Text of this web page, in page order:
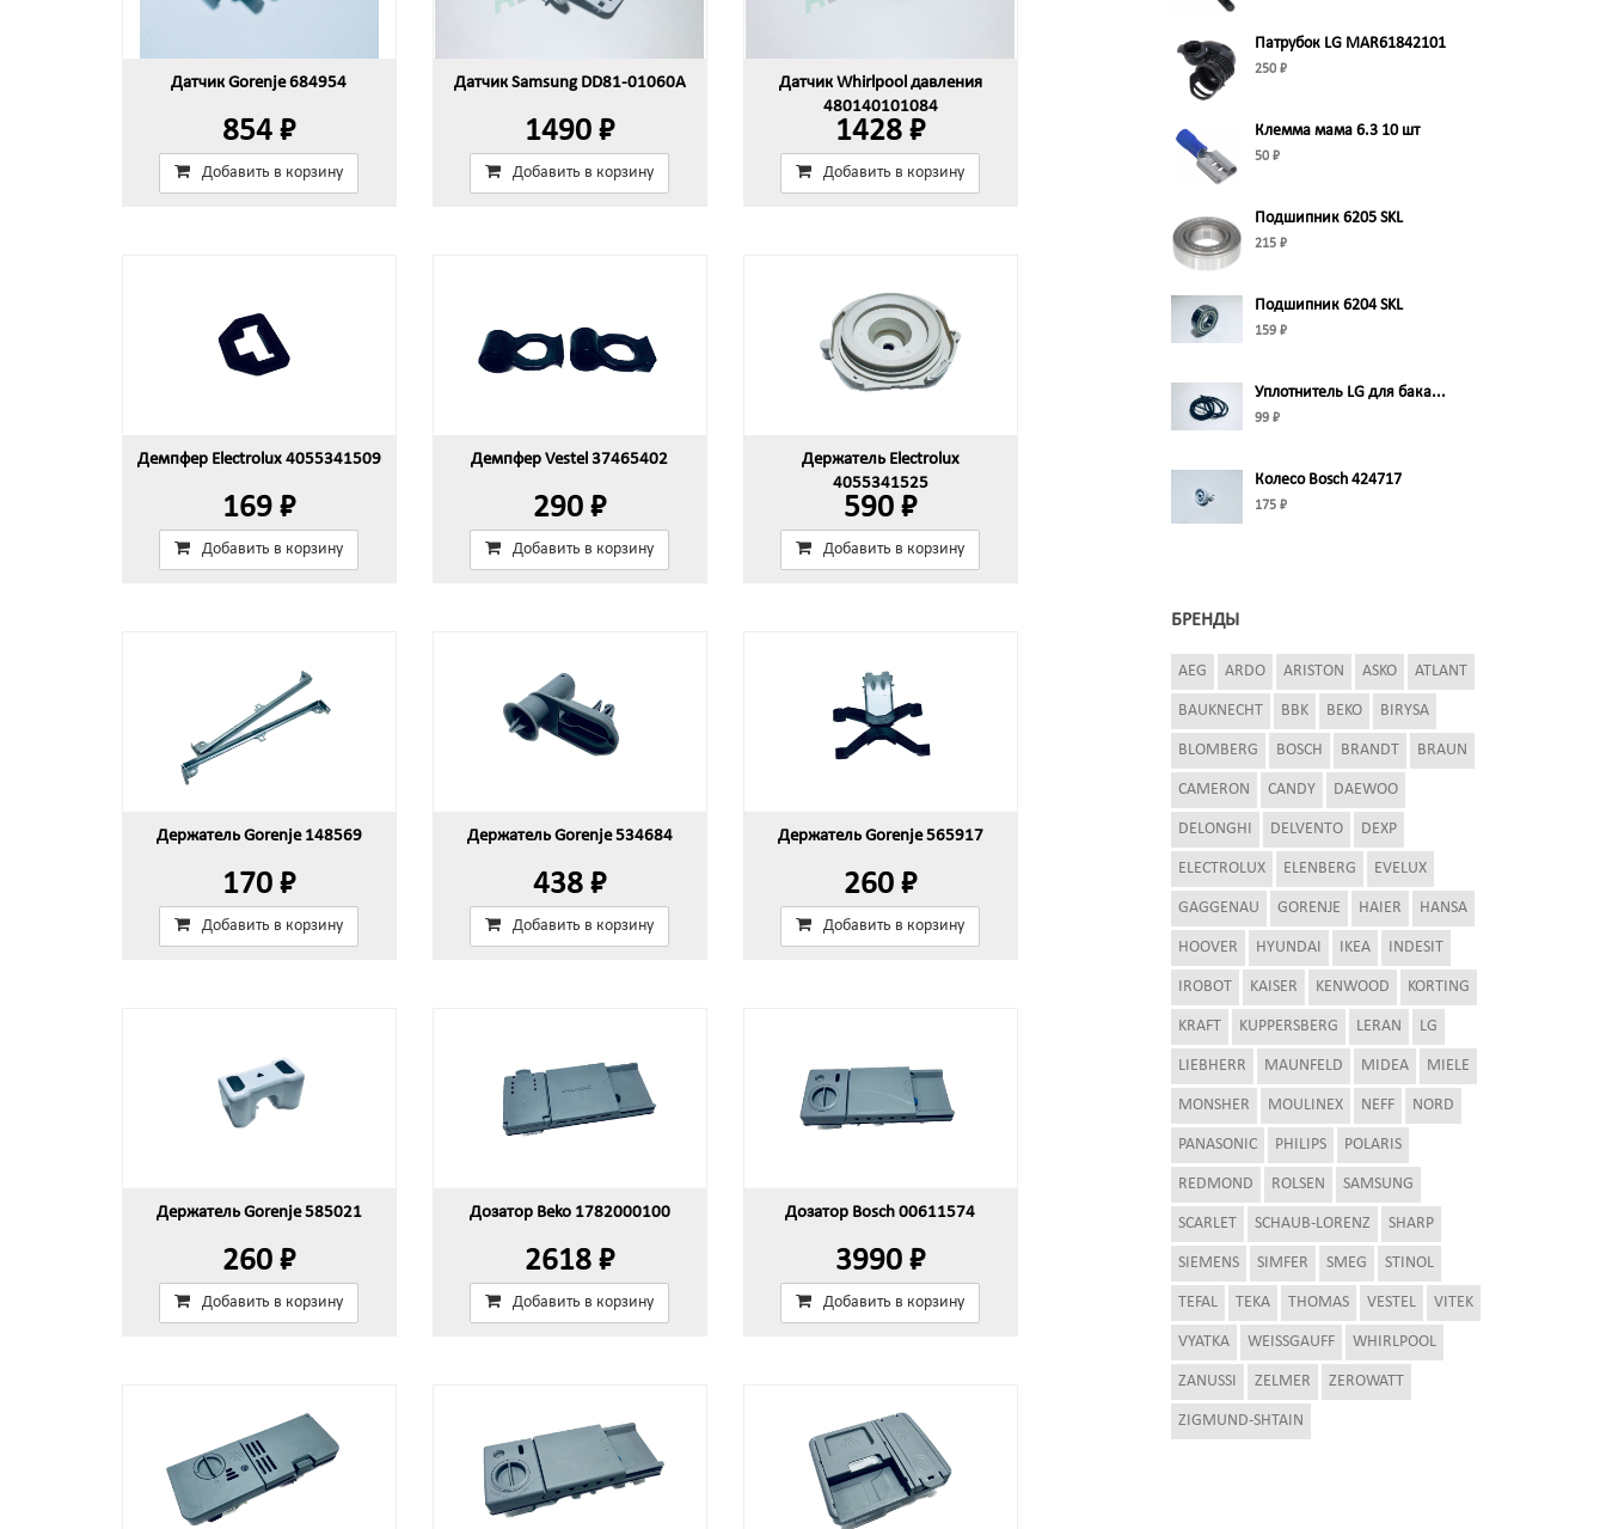
Датчик Gorenje 684954
854 ₽
Добавить в корзину
Датчик Samsung DD81-01060A
1490 ₽
Добавить в корзину
Датчик Whirlpool давления
480140101084
1428 ₽
Добавить в корзину
Демпфер Electrolux 4055341509
169 ₽
Добавить в корзину
Демпфер Vestel 37465402
290 ₽
Добавить в корзину
Держатель Electrolux
4055341525
590 ₽
Добавить в корзину
Держатель Gorenje 148569
170 ₽
Добавить в корзину
Держатель Gorenje 534684
438 ₽
Добавить в корзину
Держатель Gorenje 565917
260 ₽
Добавить в корзину
Держатель Gorenje 585021
260 ₽
Добавить в корзину
Дозатор Beko 1782000100
2618 ₽
Добавить в корзину
Дозатор Bosch 00611574
3990 ₽
Добавить в корзину
Патрубок LG MAR61842101
250 ₽
Клемма мама 6.3 10 шт
50 ₽
Подшипник 6205 SKL
215 ₽
Подшипник 6204 SKL
159 ₽
Уплотнитель LG для бака...
99 ₽
Колесо Bosch 424717
175 ₽
БРЕНДЫ
AEG ARDO ARISTON ASKO ATLANT
BAUKNECHT BBK BEKO BIRYSA
BLOMBERG BOSCH BRANDT BRAUN
CAMERON CANDY DAEWOO
DELONGHI DELVENTO DEXP
ELECTROLUX ELENBERG EVELUX
GAGGENAU GORENJE HAIER HANSA
HOOVER HYUNDAI IKEA INDESIT
IROBOT KAISER KENWOOD KORTING
KRAFT KUPPERSBERG LERAN LG
LIEBHERR MAUNFELD MIDEA MIELE
MONSHER MOULINEX NEFF NORD
PANASONIC PHILIPS POLARIS
REDMOND ROLSEN SAMSUNG
SCARLET SCHAUB-LORENZ SHARP
SIEMENS SIMFER SMEG STINOL
TEFAL TEKA THOMAS VESTEL VITEK
VYATKA WEISSGAUFF WHIRLPOOL
ZANUSSI ZELMER ZEROWATT
ZIGMUND-SHTAIN